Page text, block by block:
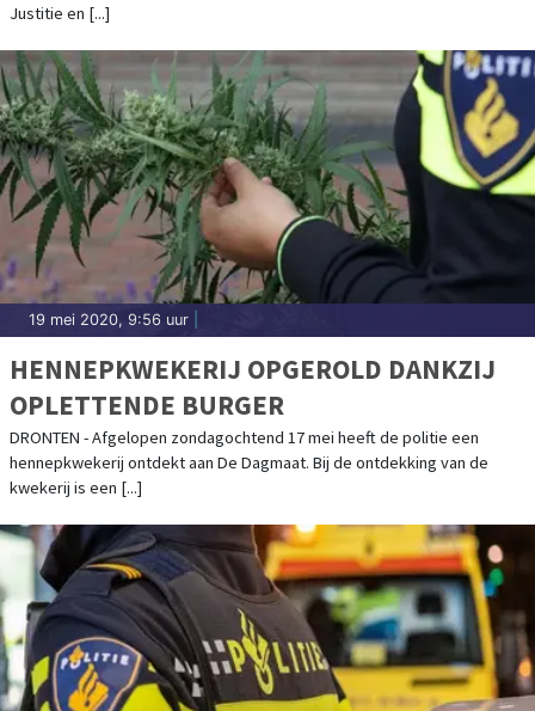
Justitie en [...]
19 mei 2020, 9:56 uur
HENNEPKWEKERIJ OPGEROLD DANKZIJ
OPLETTENDE BURGER
DRONTEN - Afgelopen zondagochtend 17 mei heeft de politie een
hennepkwekerij ontdekt aan De Dagmaat. Bij de ontdekking van de
kwekerij is een [...]